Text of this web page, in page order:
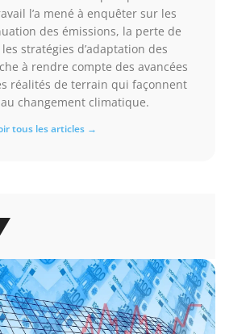
l’a mené à enquêter sur les
des émissions, la perte de
stratégies d’adaptation des
à rendre compte des avancées
réalités de terrain qui façonnent
changement climatique.
tous les articles →